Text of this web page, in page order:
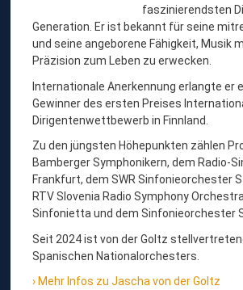
H
A
V
O
N
D
E
R
G
O
L
T
faszinierendsten
Generation. Er ist bekannt für seine
und seine angeborene Fähigkeit, Musik
Präzision zum Leben zu erwecken.
Internationale Anerkennung erlangte er
Gewinner des ersten Preises
Dirigentenwettbewerb in Finnland.
Zu den jüngsten Höhepunkten zählen
Bamberger Symphonikern, dem Radio-
Frankfurt, dem SWR Sinfonieorchester
RTV Slovenia Radio Symphony
Sinfonietta und dem Sinfonieorchester
Seit 2024 ist von der Goltz
Spanischen Nationalorchesters.
Mehr Infos zu Jascha von der Goltz